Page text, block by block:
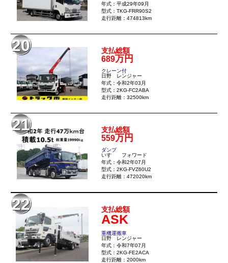
年式：平成29年09月
型式：TKG-FRR90S2
走行距離：474813km
20 支払総額
689万円
クレーン付
日野 レンジャー
年式：令和2年03月
型式：2KG-FC2ABA
走行距離：32500km
21 支払総額
559万円
ダンプ
いすゞ フォワード
年式：令和2年07月
型式：2KG-FVZ60U2
走行距離：472020km
22 支払総額
ASK
重機運搬車
日野 レンジャー
年式：令和7年07月
型式：2KG-FE2ACA
走行距離：2000km